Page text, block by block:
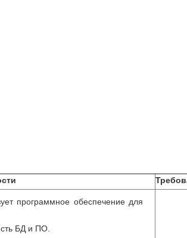
программное обеспечение для
БД и ПО.